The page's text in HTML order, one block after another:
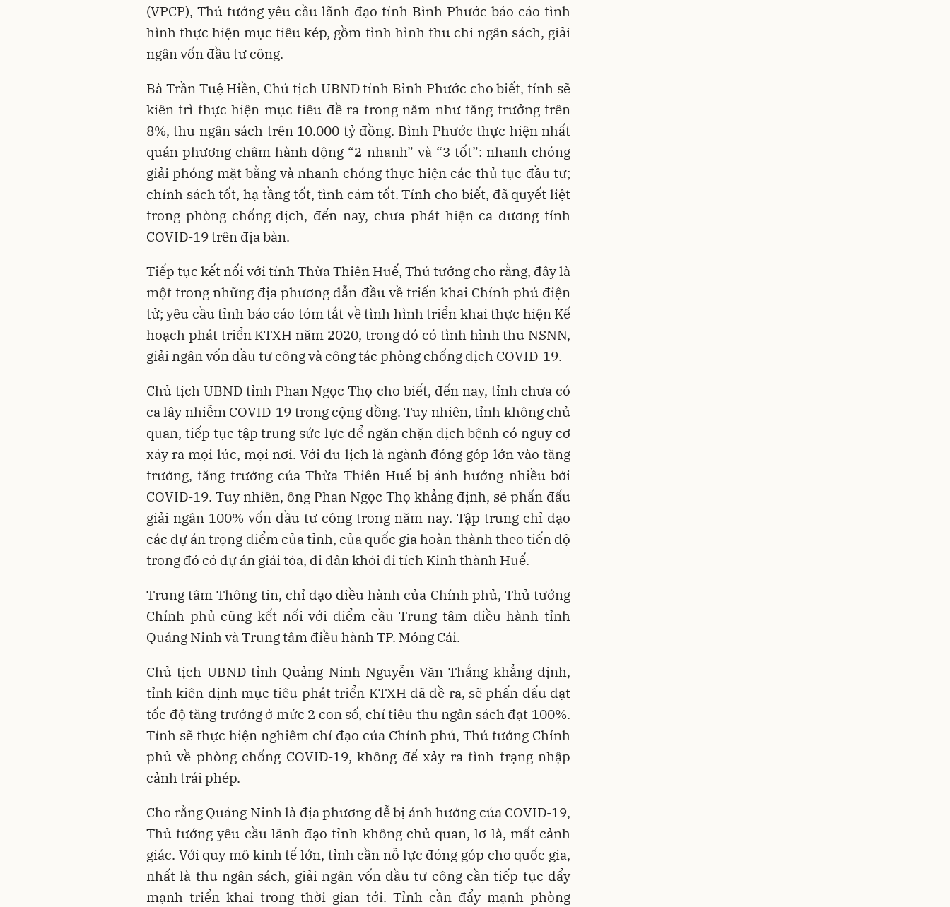
(VPCP), Thủ tướng yêu cầu lãnh đạo tỉnh Bình Phước báo cáo tình
hình thực hiện mục tiêu kép, gồm tình hình thu chi ngân sách, giải
ngân vốn đầu tư công.
Bà Trần Tuệ Hiền, Chủ tịch UBND tỉnh Bình Phước cho biết, tỉnh sẽ
kiên trì thực hiện mục tiêu đề ra trong năm như tăng trưởng trên
8%, thu ngân sách trên 10.000 tỷ đồng. Bình Phước thực hiện nhất
quán phương châm hành động “2 nhanh” và “3 tốt”: nhanh chóng
giải phóng mặt bằng và nhanh chóng thực hiện các thủ tục đầu tư;
chính sách tốt, hạ tầng tốt, tình cảm tốt. Tỉnh cho biết, đã quyết liệt
trong phòng chống dịch, đến nay, chưa phát hiện ca dương tính
COVID-19 trên địa bàn.
Tiếp tục kết nối với tỉnh Thừa Thiên Huế, Thủ tướng cho rằng, đây là
một trong những địa phương dẫn đầu về triển khai Chính phủ điện
tử; yêu cầu tỉnh báo cáo tóm tắt về tình hình triển khai thực hiện Kế
hoạch phát triển KTXH năm 2020, trong đó có tình hình thu NSNN,
giải ngân vốn đầu tư công và công tác phòng chống dịch COVID-19.
Chủ tịch UBND tỉnh Phan Ngọc Thọ cho biết, đến nay, tỉnh chưa có
ca lây nhiễm COVID-19 trong cộng đồng. Tuy nhiên, tỉnh không chủ
quan, tiếp tục tập trung sức lực để ngăn chặn dịch bệnh có nguy cơ
xảy ra mọi lúc, mọi nơi. Với du lịch là ngành đóng góp lớn vào tăng
trưởng, tăng trưởng của Thừa Thiên Huế bị ảnh hưởng nhiều bởi
COVID-19. Tuy nhiên, ông Phan Ngọc Thọ khẳng định, sẽ phấn đấu
giải ngân 100% vốn đầu tư công trong năm nay. Tập trung chỉ đạo
các dự án trọng điểm của tỉnh, của quốc gia hoàn thành theo tiến độ
trong đó có dự án giải tỏa, di dân khỏi di tích Kinh thành Huế.
Trung tâm Thông tin, chỉ đạo điều hành của Chính phủ, Thủ tướng
Chính phủ cũng kết nối với điểm cầu Trung tâm điều hành tỉnh
Quảng Ninh và Trung tâm điều hành TP. Móng Cái.
Chủ tịch UBND tỉnh Quảng Ninh Nguyễn Văn Thắng khẳng định,
tỉnh kiên định mục tiêu phát triển KTXH đã đề ra, sẽ phấn đấu đạt
tốc độ tăng trưởng ở mức 2 con số, chỉ tiêu thu ngân sách đạt 100%.
Tỉnh sẽ thực hiện nghiêm chỉ đạo của Chính phủ, Thủ tướng Chính
phủ về phòng chống COVID-19, không để xảy ra tình trạng nhập
cảnh trái phép.
Cho rằng Quảng Ninh là địa phương dễ bị ảnh hưởng của COVID-19,
Thủ tướng yêu cầu lãnh đạo tỉnh không chủ quan, lơ là, mất cảnh
giác. Với quy mô kinh tế lớn, tỉnh cần nỗ lực đóng góp cho quốc gia,
nhất là thu ngân sách, giải ngân vốn đầu tư công cần tiếp tục đẩy
mạnh triển khai trong thời gian tới. Tỉnh cần đẩy mạnh phòng